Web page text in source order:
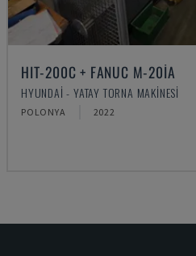
HIT-200C + FANUC M-20IA
HYUNDAI - YATAY TORNA MAKINESI
POLONYA 2022